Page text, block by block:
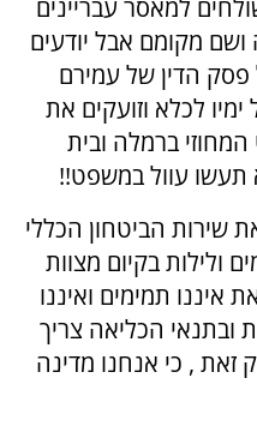
למאסר עבריינים
מקומם אבל יודעים
הדין של עמירם
לכלא וזועקים את
ברמלה ובית
תעשו עוול במשפט!!
שירות הביטחון הכללי
ולילות בקיום מצוות
איננו תמימים ואיננו
ובתנאי הכליאה צריך
זאת , כי אנחנו מדינה